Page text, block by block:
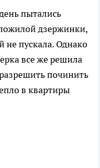
пытались
дзержинки,
не пускала. Однако
все же решила
починить
в квартиры